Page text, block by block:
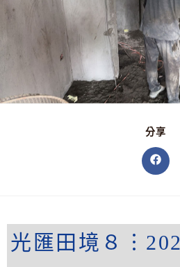
分享
光匯田境８